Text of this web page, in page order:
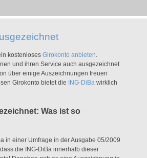
kostenloses Girokonto anbieten.
und ihren Service auch ausgezeichnet
über einige Auszeichnungen freuen
Girokonto bietet die
ING-DiBa wirklich
Was ist so
in einer Umfrage in der Ausgabe 05/2009
die ING-DiBa innerhalb dieser